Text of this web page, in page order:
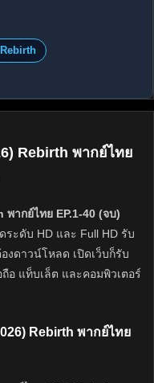
Rebirth พากย์ไทย
ากย์ไทย EP.1-40 (จบ)
ะดับ HD และ Full HD รับ
ดาวน์โหลด เปิดเว็บก็รับ
แท็บเล็ต และคอมพิวเตอร์
Rebirth พากย์ไทย